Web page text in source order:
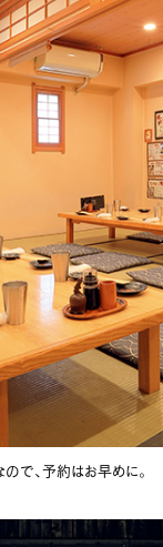
で、予約はお早めに。